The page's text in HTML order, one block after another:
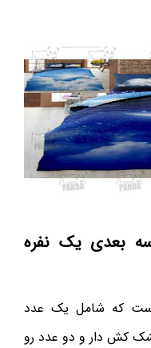
بعدی یک نفره
شامل ۴ تکه است که شامل یک عدد
کش دار و دو عدد رو